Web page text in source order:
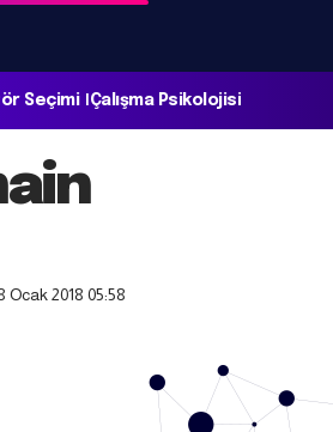
Seçimi Çalışma Psikolojisi
Ocak 2018 05:58